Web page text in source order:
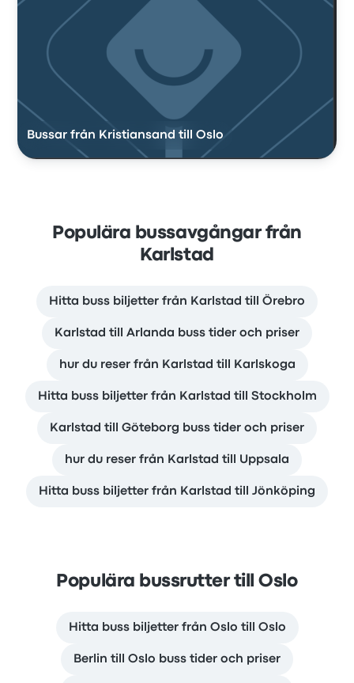
Bussar från Kristiansand till Oslo
Populära bussavgångar från
Karlstad
Hitta buss biljetter från Karlstad till Örebro
Karlstad till Arlanda buss tider och priser
hur du reser från Karlstad till Karlskoga
Hitta buss biljetter från Karlstad till Stockholm
Karlstad till Göteborg buss tider och priser
hur du reser från Karlstad till Uppsala
Hitta buss biljetter från Karlstad till Jönköping
Populära bussrutter till Oslo
Hitta buss biljetter från Oslo till Oslo
Berlin till Oslo buss tider och priser